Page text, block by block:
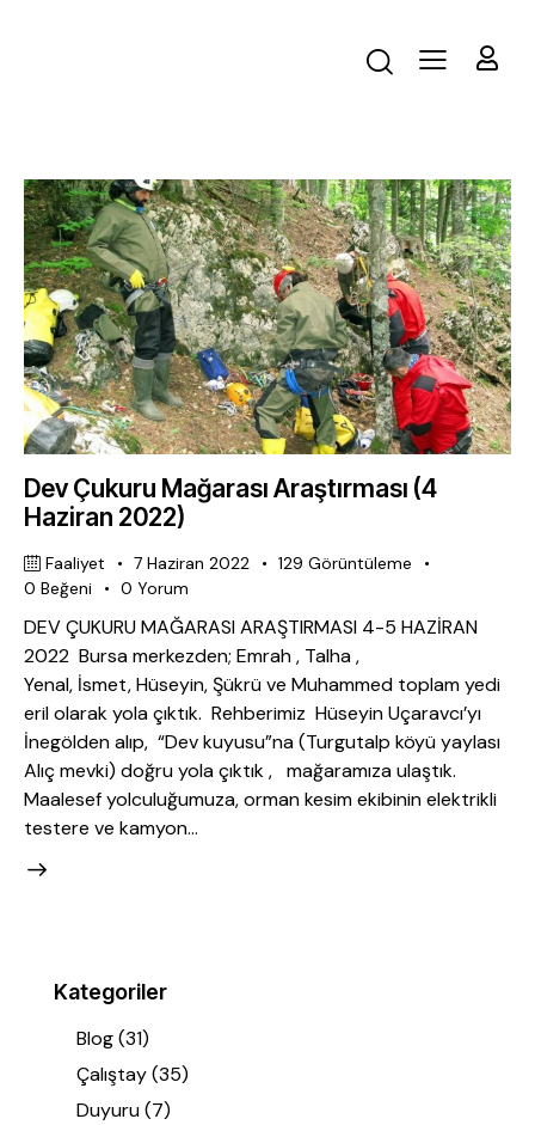
Dev Çukuru Mağarası Araştırması (4
Haziran 2022)
Faaliyet 7 Haziran 2022 129 Görüntüleme
0 Beğeni 0 Yorum
DEV ÇUKURU MAĞARASI ARAŞTIRMASI 4-5 HAZİRAN
2022 Bursa merkezden; Emrah , Talha ,
Yenal, İsmet, Hüseyin, Şükrü ve Muhammed toplam yedi
eril olarak yola çıktık. Rehberimiz Hüseyin Uçaravcı’yı
İnegölden alıp, “Dev kuyusu”na (Turgutalp köyü yaylası
Alıç mevki) doğru yola çıktık , mağaramıza ulaştık.
Maalesef yolculuğumuza, orman kesim ekibinin elektrikli
testere ve kamyon…
Kategoriler
Blog(31)
Çalıştay(35)
Duyuru(7)